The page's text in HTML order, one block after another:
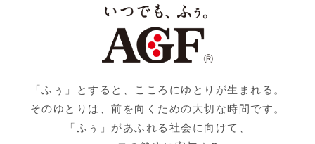
「ふぅ」とすると、こころにゆとりが生まれる。
そのゆとりは、前を向くための大切な時間です。
「ふぅ」があふれる社会に向けて、